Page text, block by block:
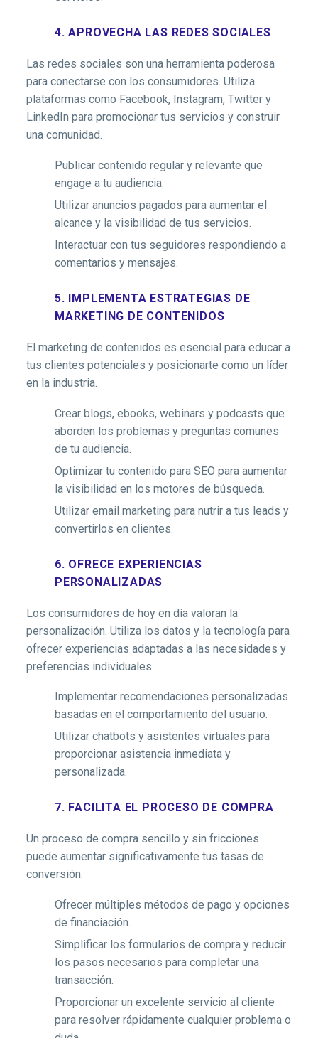
4. APROVECHA LAS REDES SOCIALES
Las redes sociales son una herramienta poderosa
para conectarse con los consumidores. Utiliza
plataformas como Facebook, Instagram, Twitter y
LinkedIn para promocionar tus servicios y construir
una comunidad.
Publicar contenido regular y relevante que
engage a tu audiencia.
Utilizar anuncios pagados para aumentar el
alcance y la visibilidad de tus servicios.
Interactuar con tus seguidores respondiendo a
comentarios y mensajes.
5. IMPLEMENTA ESTRATEGIAS DE
MARKETING DE CONTENIDOS
El marketing de contenidos es esencial para educar a
tus clientes potenciales y posicionarte como un líder
en la industria.
Crear blogs, ebooks, webinars y podcasts que
aborden los problemas y preguntas comunes
de tu audiencia.
Optimizar tu contenido para SEO para aumentar
la visibilidad en los motores de búsqueda.
Utilizar email marketing para nutrir a tus leads y
convertirlos en clientes.
6. OFRECE EXPERIENCIAS
PERSONALIZADAS
Los consumidores de hoy en día valoran la
personalización. Utiliza los datos y la tecnología para
ofrecer experiencias adaptadas a las necesidades y
preferencias individuales.
Implementar recomendaciones personalizadas
basadas en el comportamiento del usuario.
Utilizar chatbots y asistentes virtuales para
proporcionar asistencia inmediata y
personalizada.
7. FACILITA EL PROCESO DE COMPRA
Un proceso de compra sencillo y sin fricciones
puede aumentar significativamente tus tasas de
conversión.
Ofrecer múltiples métodos de pago y opciones
de financiación.
Simplificar los formularios de compra y reducir
los pasos necesarios para completar una
transacción.
Proporcionar un excelente servicio al cliente
para resolver rápidamente cualquier problema o